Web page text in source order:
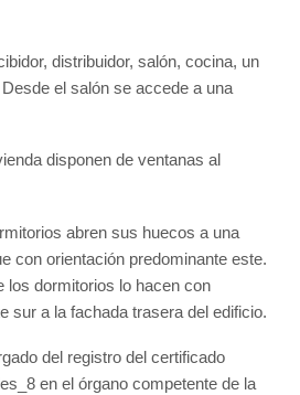
distribuidor, salón, cocina, un
el salón se accede a una
disponen de ventanas al
abren sus huecos a una
con orientación predominante este.
los dormitorios lo hacen con
sur a la fachada trasera del edificio.
del registro del certificado
en el órgano competente de la